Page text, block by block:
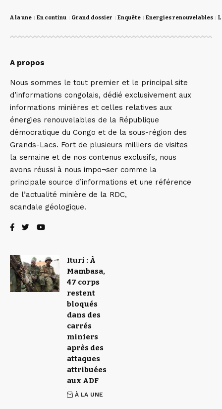
A la une En continu Grand dossier Enquête Energies renouvelables
A propos
Nous sommes le tout premier et le principal site
d’informations congolais, dédié exclusivement aux
informations minières et celles relatives aux
énergies renouvelables de la République
démocratique du Congo et de la sous-région des
Grands-Lacs. Fort de plusieurs milliers de visites
la semaine et de nos contenus exclusifs, nous
avons réussi à nous impo¬ser comme la
principale source d’informations et une référence
de l’actualité minière de la RDC,
scandale géologique.
Ituri : À
Mambasa,
47 corps
restent
bloqués
dans des
carrés
miniers
après des
attaques
attribuées
aux ADF
À LA UNE